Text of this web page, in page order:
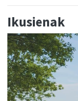
Ikusienak